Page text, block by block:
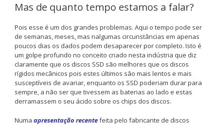
Mas de quanto tempo estamos a falar?
Pois esse é um dos grandes problemas. Aqui o tempo pode ser
de semanas, meses, mas nalgumas circunstâncias em apenas
poucos dias os dados podem desaparecer por completo. Isto é
um golpe profundo no conceito criado nesta indústria que diz
claramente que os discos SSD são melhores que os discos
rígidos mecânicos pois estes últimos são mais lentos e mais
susceptíveis de avariar, enquanto os SSD poderiam durar para
sempre, a não ser que tivessem as baterias ao lado e estas
derramassem o seu ácido sobre os chips dos discos.
Numa apresentação recentefeita pelo fabricante de discos